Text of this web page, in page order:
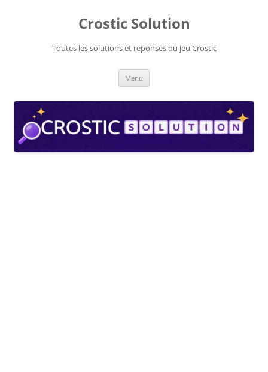
Crostic Solution
Toutes les solutions et réponses du jeu Crostic
Menu